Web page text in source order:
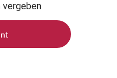
vergeben